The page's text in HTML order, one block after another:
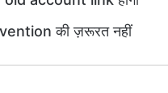
की ज़रूरत नहीं